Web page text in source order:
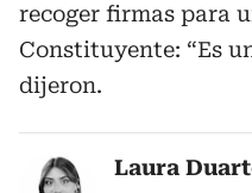
recoger firmas para
Constituyente: “Es
dijeron.
Laura